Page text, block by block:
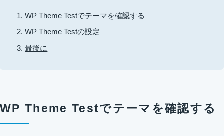
WP Theme Testでテーマを確認する
WP Theme Testの設定
最後に
WP Theme Testでテーマを確認する